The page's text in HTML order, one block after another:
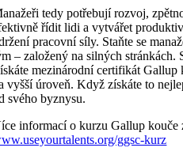
tedy potřebují rozvoj,
řídit lidi a vytvářet
pracovní síly. Staňte se
– založený na silných stránkách.
mezinárodní certifikát Gallup
vyšší úroveň. Když získáte to
svého byznysu.
informací o kurzu Gallup kouče
ggsc-kurz